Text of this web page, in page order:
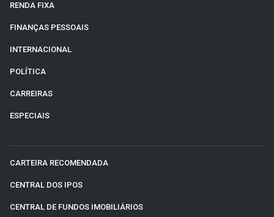
RENDA FIXA
FINANÇAS PESSOAIS
INTERNACIONAL
POLÍTICA
CARREIRAS
ESPECIAIS
CARTEIRA RECOMENDADA
CENTRAL DOS IPOS
CENTRAL DE FUNDOS IMOBILIÁRIOS